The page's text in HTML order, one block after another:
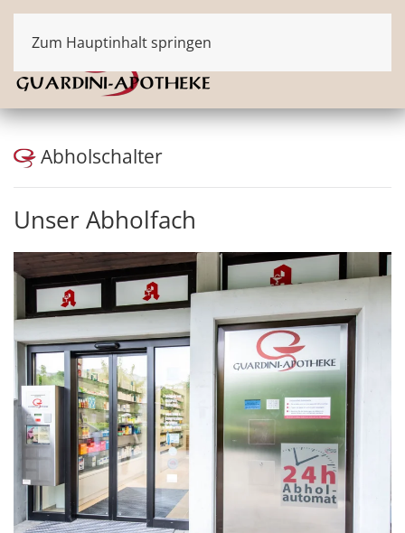
Zum Hauptinhalt springen
Abholschalter
Unser Abholfach